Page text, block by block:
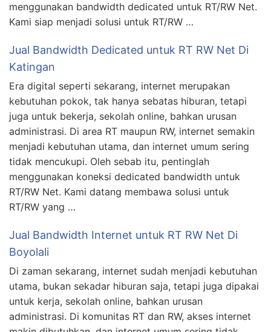
menggunakan bandwidth dedicated untuk RT/RW Net.
Kami siap menjadi solusi untuk RT/RW …
Jual Bandwidth Dedicated untuk RT RW Net Di
Katingan
Era digital seperti sekarang, internet merupakan
kebutuhan pokok, tak hanya sebatas hiburan, tetapi
juga untuk bekerja, sekolah online, bahkan urusan
administrasi. Di area RT maupun RW, internet semakin
menjadi kebutuhan utama, dan internet umum sering
tidak mencukupi. Oleh sebab itu, pentinglah
menggunakan koneksi dedicated bandwidth untuk
RT/RW Net. Kami datang membawa solusi untuk
RT/RW yang …
Jual Bandwidth Internet untuk RT RW Net Di
Boyolali
Di zaman sekarang, internet sudah menjadi kebutuhan
utama, bukan sekadar hiburan saja, tetapi juga dipakai
untuk kerja, sekolah online, bahkan urusan
administrasi. Di komunitas RT dan RW, akses internet